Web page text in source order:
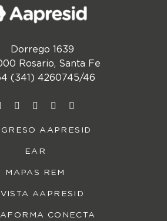
Dorrego 1639
Rosario, Santa Fe
(341) 4260745/46
AAPRESID
EAR
MAPAS REM
AAPRESID
CONECTA